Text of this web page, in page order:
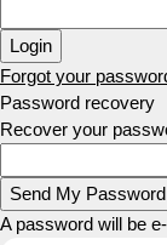
Forgot your
Password recovery
Recover your
A password will be